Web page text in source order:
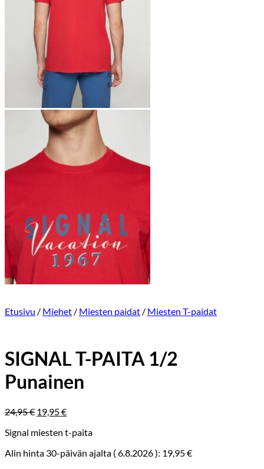
Etusivu / Miehet / Miesten paidat / Miesten T-paidat
SIGNAL T-PAITA 1/2
Punainen
24,95€ Alkuperäinen
oli:
19,95€Nykyinen
on:
Signal miesten t-paita
Alin hinta 30-päivän ajalta ( 6.8.2026): 19,95€